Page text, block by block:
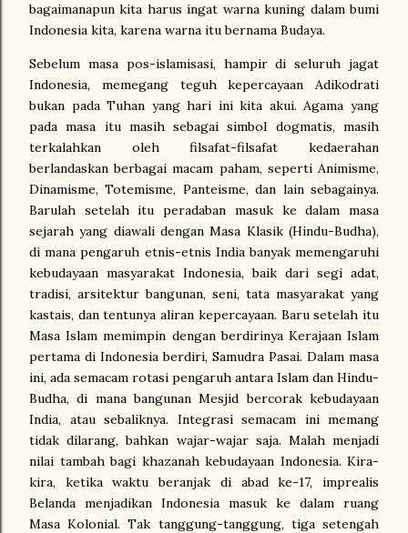
bagaimanapun kita harus ingat warna kuning dalam bumi
Indonesia kita, karena warna itu bernama Budaya.
Sebelum masa pos-islamisasi, hampir di seluruh jagat
Indonesia, memegang teguh kepercayaan Adikodrati
bukan pada Tuhan yang hari ini kita akui. Agama yang
pada masa itu masih sebagai simbol dogmatis, masih
terkalahkan oleh filsafat-filsafat kedaerahan
berlandaskan berbagai macam paham, seperti Animisme,
Dinamisme, Totemisme, Panteisme, dan lain sebagainya.
Barulah setelah itu peradaban masuk ke dalam masa
sejarah yang diawali dengan Masa Klasik (Hindu-Budha),
di mana pengaruh etnis-etnis India banyak memengaruhi
kebudayaan masyarakat Indonesia, baik dari segi adat,
tradisi, arsitektur bangunan, seni, tata masyarakat yang
kastais, dan tentunya aliran kepercayaan. Baru setelah itu
Masa Islam memimpin dengan berdirinya Kerajaan Islam
pertama di Indonesia berdiri, Samudra Pasai. Dalam masa
ini, ada semacam rotasi pengaruh antara Islam dan Hindu-
Budha, di mana bangunan Mesjid bercorak kebudayaan
India, atau sebaliknya. Integrasi semacam ini memang
tidak dilarang, bahkan wajar-wajar saja. Malah menjadi
nilai tambah bagi khazanah kebudayaan Indonesia. Kira-
kira, ketika waktu beranjak di abad ke-17, imprealis
Belanda menjadikan Indonesia masuk ke dalam ruang
Masa Kolonial. Tak tanggung-tanggung, tiga setengah